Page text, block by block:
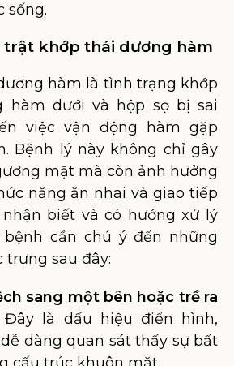
sống.
trật khớp thái dương hàm
hàm là tình trạng khớp
hàm dưới và hộp sọ bị sai
việc vận động hàm gặp
Bệnh lý này không chỉ gây
mặt mà còn ảnh hưởng
năng ăn nhai và giao tiếp
biết và có hướng xử lý
cần chú ý đến những
sau đây:
sang một bên hoặc trề ra
Đây là dấu hiệu điển hình,
dàng quan sát thấy sự bất